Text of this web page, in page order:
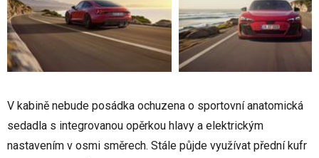
V kabině nebude posádka ochuzena o sportovní anatomická
sedadla s integrovanou opěrkou hlavy a elektrickým
nastavením v osmi směrech. Stále půjde využívat přední kufr